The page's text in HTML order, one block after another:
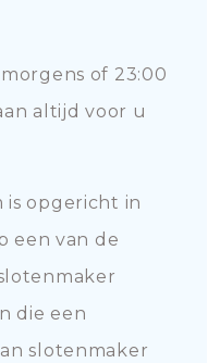
of 23:00
altijd voor u
is opgericht in
een van de
die een
slotenmaker